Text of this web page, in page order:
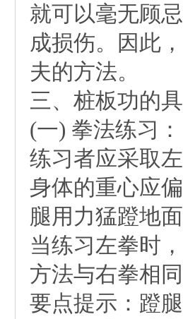
就可以毫无顾
成损伤。因此
夫的方法。
三、桩板功的
(一)拳法练习：
练习者应采取
身体的重心应
腿用力猛蹬地
当练习左拳时
方法与右拳相
要点提示：蹬